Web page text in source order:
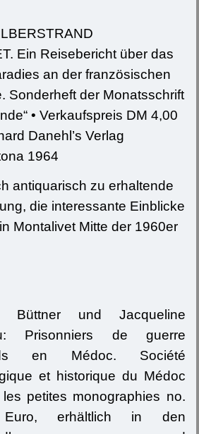
Ein Reisebericht über das
an der französischen
Sonderheft der Monatsschrift
• Verkaufspreis DM 4,00
Danehl’s Verlag
1964
antiquarisch zu erhaltende
die interessante Einblicke
Montalivet Mitte der 1960er
Büttner und Jacqueline
Prisonniers de guerre
en Médoc. Société
et historique du Médoc
les petites monographies no.
erhältlich in den